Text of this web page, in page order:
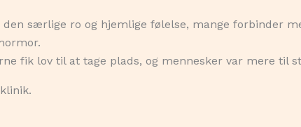
særlige ro og hjemlige følelse, mange forbinder
fik lov til at tage plads, og mennesker var mere til